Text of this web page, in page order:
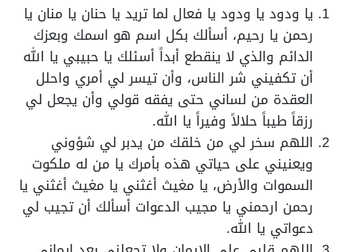
يا ودود يا ودود يا فعال لما تريد يا حنان يا منان يا
رحمن يا رحيم، أسألك بكل اسم هو اسمك وبعزك
الدائم والذي لا ينقطع أبداً أسئلك يا حبيبي يا الله
أن تكفيني شر الناس، وأن تيسر لي أمري واحلل
العقدة من لساني حتى يفقه قولي وأن يجعل لي
رزقاً طيباً حلالاً وفيراً يا الله.
اللهم سخر لي من خلقك من يدبر لي شؤوني
ويعنيني على حياتي هذه بأمرك يا من له ملكوت
السموات والأرض، يا مغيث أغثني يا مغيث أغثني يا
رحمن ارحمني يا مجيب الدعوات أسألك أن تجيب لي
دعواتي يا الله.